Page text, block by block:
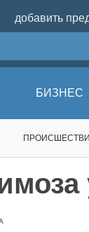
добавить
БИЗНЕС